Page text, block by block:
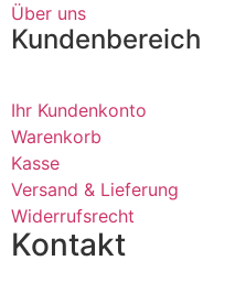
Über uns
Kundenbereich
Ihr Kundenkonto
Warenkorb
Kasse
Versand & Lieferung
Widerrufsrecht
Kontakt